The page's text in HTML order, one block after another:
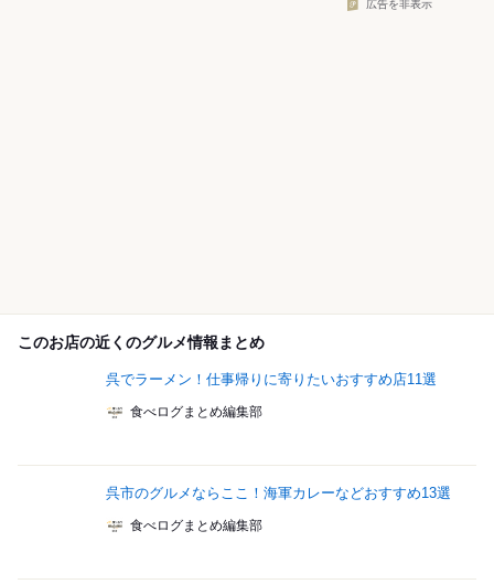
広告を非表示
このお店の近くのグルメ情報まとめ
呉でラーメン！仕事帰りに寄りたいおすすめ店11選
食べログまとめ編集部
呉市のグルメならここ！海軍カレーなどおすすめ13選
食べログまとめ編集部